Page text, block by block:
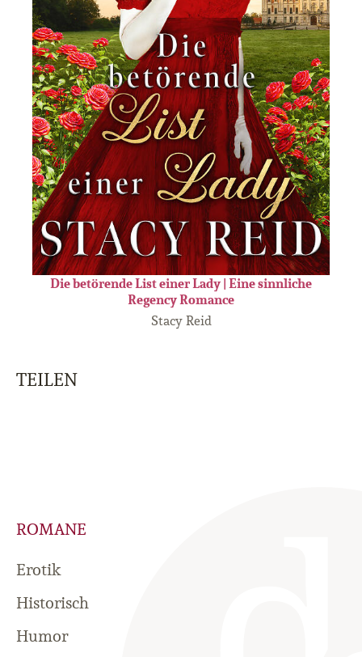
Die betörende List einer Lady | Eine sinnliche
Regency Romance
Stacy Reid
TEILEN
ROMANE
Erotik
Historisch
Humor